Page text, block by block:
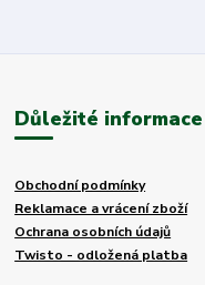
Důležité informace
Obchodní podmínky
Reklamace a vrácení zboží
Ochrana osobních údajů
Twisto - odložená platba